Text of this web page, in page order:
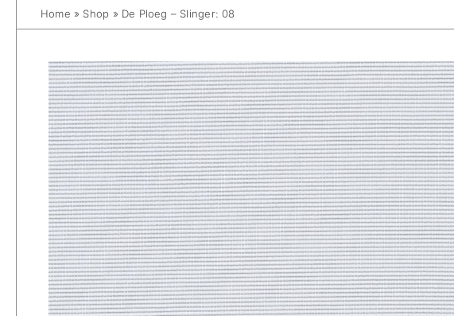
Home » Shop » De Ploeg – Slinger: 08